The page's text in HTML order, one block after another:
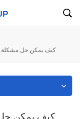
كيف يمكن حل مشكلة
كيف يمكن حل